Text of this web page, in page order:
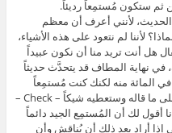
ثم ستكون مُستمِعاً رديئاً.
لأنني أعرف أن معظم
لأننا لم نتعود على هذه الأشياء،
هل أنت تريد منا أن نكون عبيداً
في نهاية المطاف قد يتحدَّث حديثاً
المائة منه لكنك كنت مُستمِعاً
جيداً، فانتبه لأن هذا لا يعني أنك ستُوافِق على ما قاله وستعطيه شيكاً – Check –
لك أن المُستمِع الجيد دائماً
أراد بعد ذلك أن يُناقِش وأن